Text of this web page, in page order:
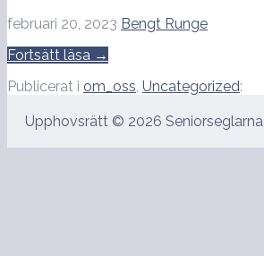
februari 20, 2023 Bengt Runge
Fortsätt läsa →
Publicerat i om_oss, Uncategorized:
Upphovsrätt © 2026 Seniorseglarna